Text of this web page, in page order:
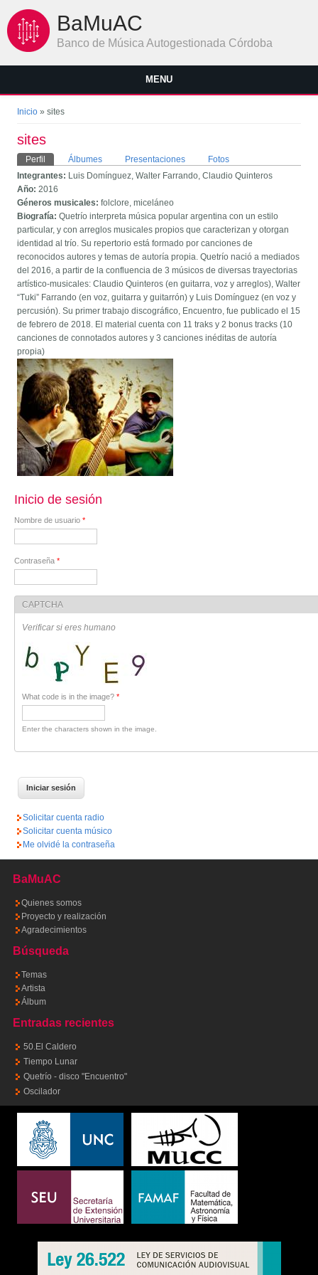
BaMuAC
Banco de Música Autogestionada Córdoba
MENU
Se encuentra usted aquí
Inicio » sites
sites
Solapas principales
Perfil (solapa activa)
Álbumes Presentaciones
Fotos
Integrantes: Luis Domínguez, Walter Farrando, Claudio Quinteros
Año:2016
Géneros musicales:folclore, miceláneo
Biografía:Quetrío interpreta música popular argentina con un estilo
particular, y con arreglos musicales propios que caracterizan y otorgan
identidad al trío. Su repertorio está formado por canciones de
reconocidos autores y temas de autoría propia. Quetrío nació a mediados
del 2016, a partir de la confluencia de 3 músicos de diversas trayectorias
artístico-musicales: Claudio Quinteros (en guitarra, voz y arreglos), Walter
“Tuki” Farrando (en voz, guitarra y guitarrón) y Luis Domínguez (en voz y
percusión). Su primer trabajo discográfico, Encuentro, fue publicado el 15
de febrero de 2018. El material cuenta con 11 traks y 2 bonus tracks (10
canciones de connotados autores y 3 canciones inéditas de autoría
propia)
Inicio de sesión
Nombre de usuario *
Contraseña *
CAPTCHA
Verificar si eres humano
What code is in the image? *
Enter the characters shown in the image.
Solicitar cuenta radio
Solicitar cuenta músico
Me olvidé la contraseña
BaMuAC
Quienes somos
Proyecto y realización
Agradecimientos
Búsqueda
Temas
Artista
Álbum
Entradas recientes
50.El Caldero
Tiempo Lunar
Quetrío - disco "Encuentro"
Oscilador